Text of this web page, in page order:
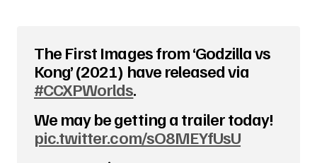
The First Images from ‘Godzilla vs
Kong’ (2021) have released via
#CCXPWorlds.
We may be getting a trailer today!
pic.twitter.com/sO8MEYfUsU